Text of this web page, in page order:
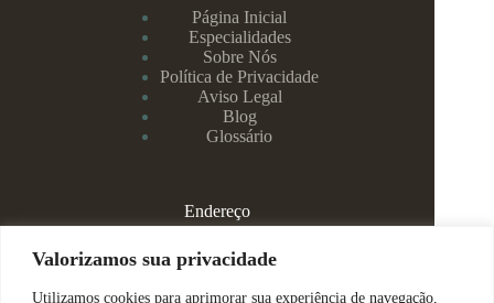
Valorizamos sua privacidade
Utilizamos cookies para aprimorar sua experiência de navegação,
Página Inicial
Especialidades
Sobre Nós
Política de Privacidade
Aviso Legal
Blog
Glossário
Endereço
Rua Rei Alberto, 108 / 705 - Centro - Juiz de Fora/MG